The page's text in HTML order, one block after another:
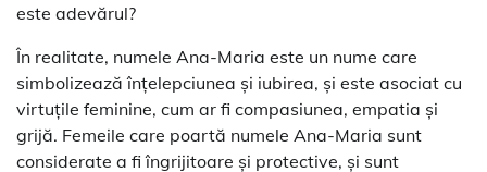
este adevărul?
În realitate, numele Ana-Maria este un nume care
simbolizează înțelepciunea și iubirea, și este asociat cu
virtuțile feminine, cum ar fi compasiunea, empatia și
grijă. Femeile care poartă numele Ana-Maria sunt
considerate a fi îngrijitoare și protective, și sunt